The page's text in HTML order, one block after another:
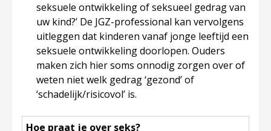
seksuele ontwikkeling of seksueel gedrag van
uw kind?’ De JGZ-professional kan vervolgens
uitleggen dat kinderen vanaf jonge leeftijd een
seksuele ontwikkeling doorlopen. Ouders
maken zich hier soms onnodig zorgen over of
weten niet welk gedrag ‘gezond’ of
‘schadelijk/risicovol’ is.
Hoe praat je over seks?